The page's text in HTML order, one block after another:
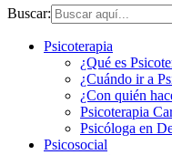
Buscar:
Psicoterapia
¿Qué es
¿Cuándo ir a
¿Con quién
Psicoterapia
Psicóloga en
Psicosocial